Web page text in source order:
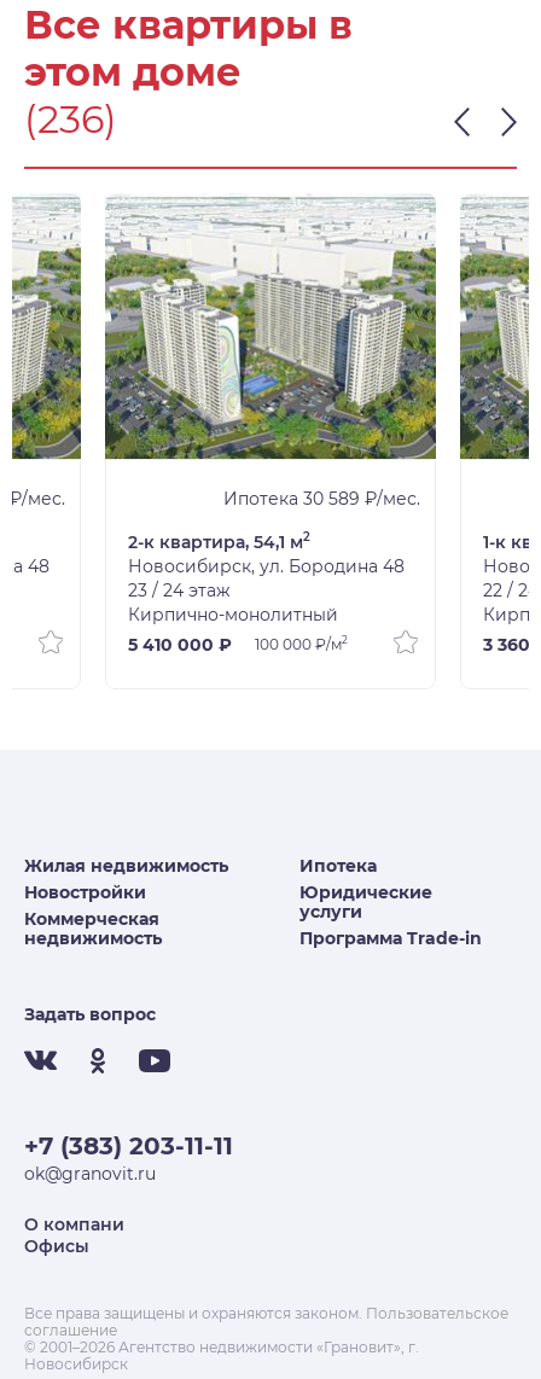
Все квартиры в
этом доме
(236)
₽/мес.
48
Ипотека 30 589 ₽/мес.
2-к квартира, 54,1 м2
Новосибирск, ул. Бородина 48
23 / 24 этаж
Кирпично-монолитный
5 410 000 ₽
100 000 ₽/м2
1-к
22 /
3 360
Жилая недвижимость
Новостройки
Коммерческая
недвижимость
Ипотека
Юридические
услуги
Программа Trade-in
Задать вопрос
+7 (383) 203-11-11
ok@granovit.ru
О компани
Офисы
Все права защищены и охраняются законом. Пользовательское
соглашение
© 2001–2026 Агентство недвижимости «Грановит», г.
Новосибирск